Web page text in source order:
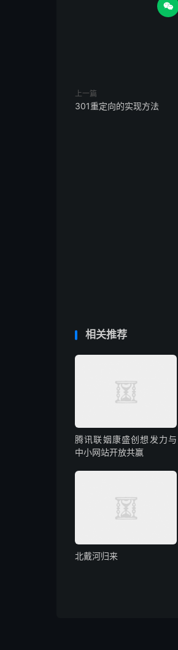

上一篇
301重定向的实现方法
相关推荐
腾讯联姻康盛创想发力与
中小网站开放共赢
北戴河归来